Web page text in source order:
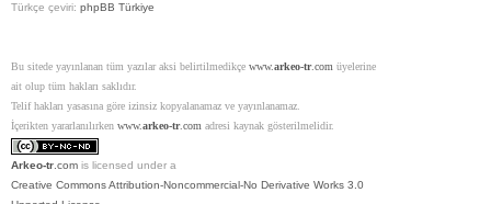
Türkçe çeviri: phpBB Türkiye
Bu sitede yayınlanan tüm yazılar aksi belirtilmedikçe www.arkeo-tr.com üyelerine
ait olup tüm hakları saklıdır.
Telif hakları yasasına göre izinsiz kopyalanamaz ve yayınlanamaz.
İçerikten yararlanılırken www.arkeo-tr.com adresi kaynak gösterilmelidir.
Arkeo-tr .com is licensed under a
Creative Commons Attribution-Noncommercial-No Derivative Works 3.0